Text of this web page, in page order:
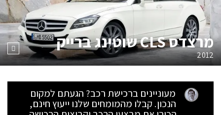
מרצדס CLS שוטינג ברייק
2012
מעוניינים ברכישת רכב? הגעתם למקום
הנכון. קבלו מהמומחים שלנו ייעוץ חינם,